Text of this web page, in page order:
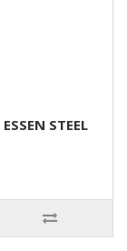
STEEL